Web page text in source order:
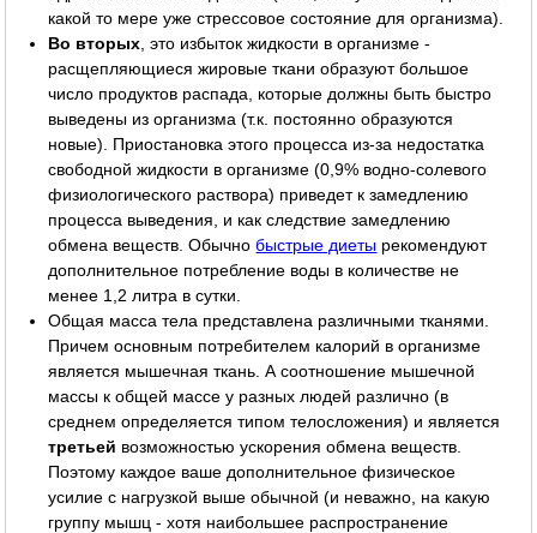
какой то мере уже стрессовое состояние для организма).
Во вторых , это избыток жидкости в организме -
расщепляющиеся жировые ткани образуют большое
число продуктов распада, которые должны быть быстро
выведены из организма (т.к. постоянно образуются
новые). Приостановка этого процесса из-за недостатка
свободной жидкости в организме (0,9% водно-солевого
физиологического раствора) приведет к замедлению
процесса выведения, и как следствие замедлению
обмена веществ. Обычнобыстрые диеты рекомендуют
дополнительное потребление воды в количестве не
менее 1,2 литра в сутки.
Общая масса тела представлена различными тканями.
Причем основным потребителем калорий в организме
является мышечная ткань. А соотношение мышечной
массы к общей массе у разных людей различно (в
среднем определяется типом телосложения) и является
третьей возможностью ускорения обмена веществ.
Поэтому каждое ваше дополнительное физическое
усилие с нагрузкой выше обычной (и неважно, на какую
группу мышц - хотя наибольшее распространение